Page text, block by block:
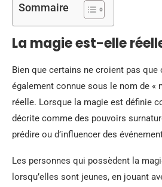
Sommaire
La magie est-elle
Bien que certains ne croient pas que
également connue sous le nom de «
réelle. Lorsque la magie est définie
décrite comme des pouvoirs
prédire ou d’influencer des
Les personnes qui possèdent la
lorsqu’elles sont jeunes, en jouant